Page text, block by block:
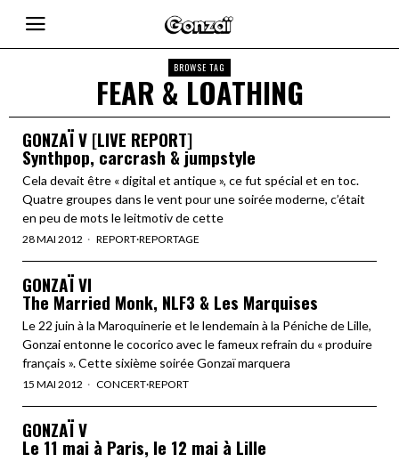
BROWSE TAG
FEAR & LOATHING
GONZAÏ V [LIVE REPORT]
Synthpop, carcrash & jumpstyle
Cela devait être « digital et antique », ce fut spécial et en toc.
Quatre groupes dans le vent pour une soirée moderne, c’était
en peu de mots le leitmotiv de cette
28 MAI 2012 REPORT·REPORTAGE
GONZAÏ VI
The Married Monk, NLF3 & Les Marquises
Le 22 juin à la Maroquinerie et le lendemain à la Péniche de Lille,
Gonzai entonne le cocorico avec le fameux refrain du « produire
français ». Cette sixième soirée Gonzaï marquera
15 MAI 2012 CONCERT·REPORT
GONZAÏ V
Le 11 mai à Paris, le 12 mai à Lille